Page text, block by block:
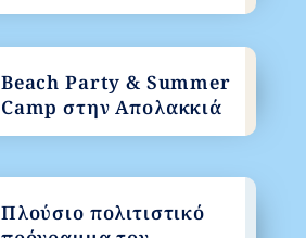
Πλούσιο πολιτιστικό
Beach Party & Summer
Camp στην Απολακκιά